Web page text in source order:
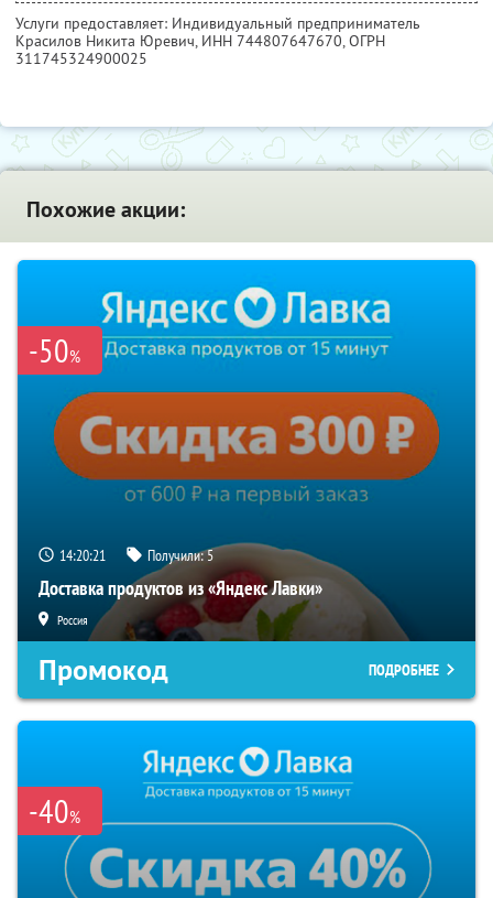
Услуги предоставляет: Индивидуальный предприниматель
Красилов Никита Юревич, ИНН 744807647670, ОГРН
311745324900025
Похожие акции:
-50%
14:20:20 Получили:5
Доставка продуктов из «Яндекс Лавки»
Россия
Промокод ПОДРОБНЕЕ
-40%